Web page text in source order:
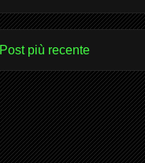
Post più recente